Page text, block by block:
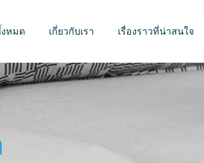
หมด เกี่ยวกับเรา เรื่องราวที่น่าสนใจ